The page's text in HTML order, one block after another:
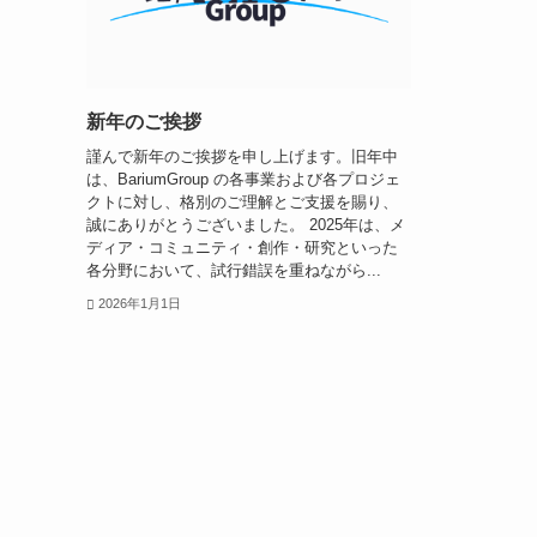
新年のご挨拶
謹んで新年のご挨拶を申し上げます。旧年中
は、BariumGroup の各事業および各プロジェ
クトに対し、格別のご理解とご支援を賜り、
誠にありがとうございました。 2025年は、メ
ディア・コミュニティ・創作・研究といった
各分野において、試行錯誤を重ねながら...
2026年1月1日